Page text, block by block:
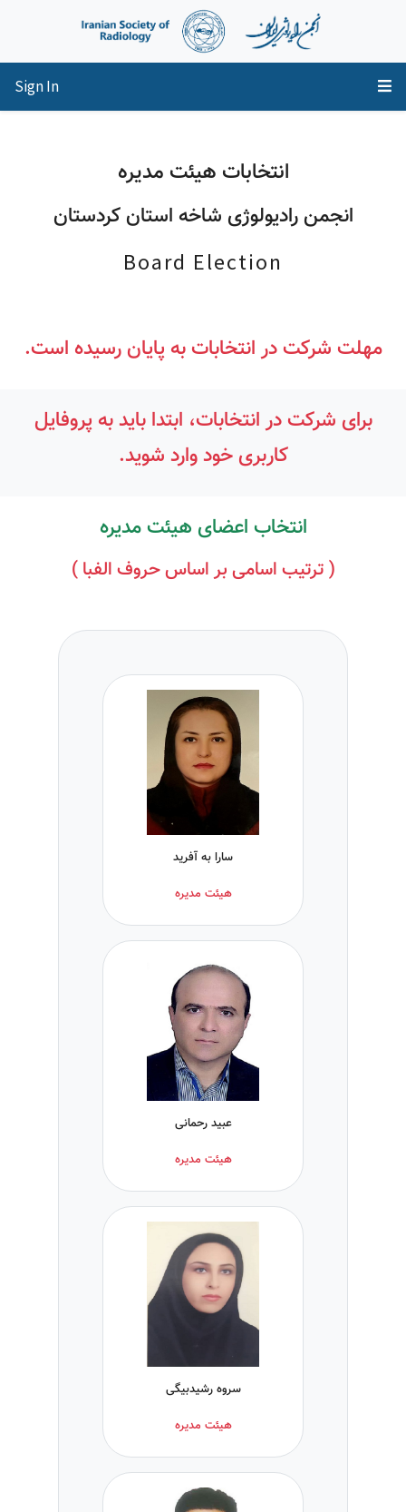
Sign In
انتخابات هیئت مدیره
انجمن رادیولوژی شاخه استان کردستان
Board Election
مهلت شرکت در انتخابات به پایان رسیده است.
برای شرکت در انتخابات، ابتدا باید به پروفایل
کاربری خود وارد شوید.
انتخاب اعضای هیئت مدیره
( ترتیب اسامی بر اساس حروف الفبا )
سارا به آفرید
هیئت مدیره
عبید رحمانی
هیئت مدیره
سروه رشیدبیگی
هیئت مدیره